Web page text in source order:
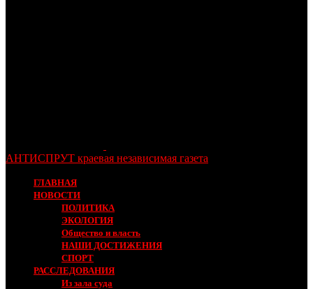
АНТИСПРУТ краевая независимая газета
ГЛАВНАЯ
НОВОСТИ
ПОЛИТИКА
ЭКОЛОГИЯ
Общество и власть
НАШИ ДОСТИЖЕНИЯ
СПОРТ
РАССЛЕДОВАНИЯ
Из зала суда